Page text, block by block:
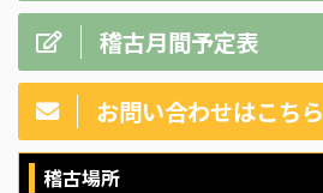
稽古月間予定表
お問い合わせはこちら
稽古場所